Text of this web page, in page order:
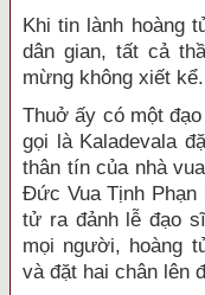
Khi tin lành hoàng
dân gian, tất cả
mừng không xiết kể.
Thuở ấy có một
gọi là Kaladevala
thân tín của nhà
Đức Vua Tịnh Phạn
tử ra đảnh lễ đạo
mọi người, hoàng
và đặt hai chân lên